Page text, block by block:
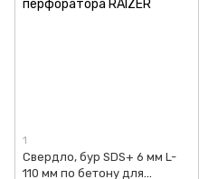
1
Свердло, бур SDS+ 6 мм L-
110 мм по бетону для